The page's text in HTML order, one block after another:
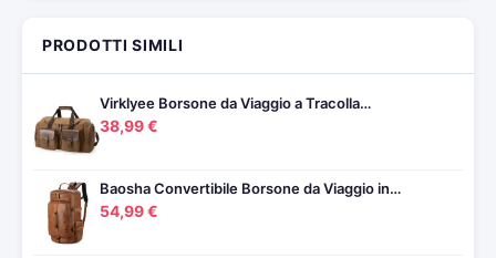
PRODOTTI SIMILI
Virklyee Borsone da Viaggio a Tracolla…
38,99 €
Baosha Convertibile Borsone da Viaggio in…
54,99 €